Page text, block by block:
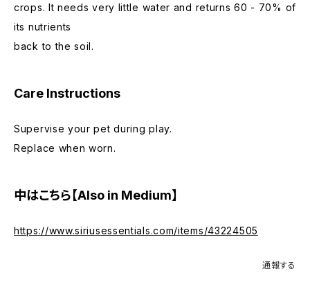
crops. It needs very little water and returns 60 - 70% of
its nutrients
back to the soil.
Care Instructions
Supervise your pet during play.
Replace when worn.
中はこちら【Also in Medium】
https://www.siriusessentials.com/items/43224505
通報する